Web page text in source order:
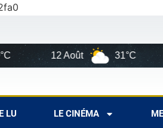
12 Août 31°C 13
LU LE CINÉMA